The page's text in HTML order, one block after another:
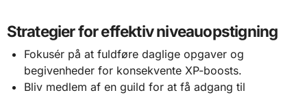
Strategier for effektiv niveauopstigning
Fokusér på at fuldføre daglige opgaver og
begivenheder for konsekvente XP-boosts.
Bliv medlem af en guild for at få adgang til